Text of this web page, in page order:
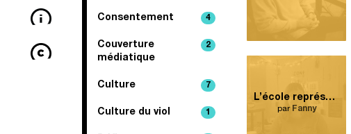
TÉMOIGNAGES
À PROPOS
4
Consentement
2
Couverture
médiatique
7
Culture
1
Culture du viol
L’école représente le bassin où je peux rejoindre le plus de jeunes.
par Fanny